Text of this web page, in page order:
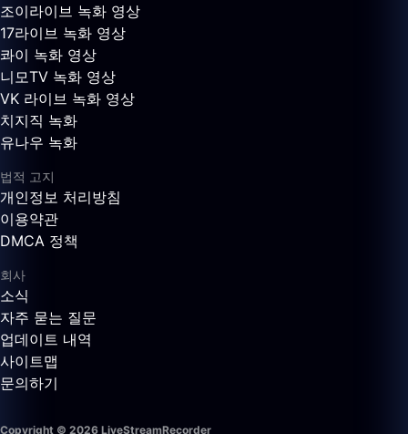
조이라이브 녹화 영상
17라이브 녹화 영상
콰이 녹화 영상
니모TV 녹화 영상
VK 라이브 녹화 영상
치지직 녹화
유나우 녹화
법적 고지
개인정보 처리방침
이용약관
DMCA 정책
회사
소식
자주 묻는 질문
업데이트 내역
사이트맵
문의하기
Copyright © 2026 LiveStreamRecorder